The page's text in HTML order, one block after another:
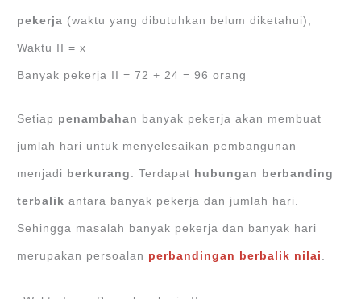
pekerja (waktu yang dibutuhkan belum diketahui),
Waktu II = x
Banyak pekerja II = 72 + 24 = 96 orang
Setiap penambahan banyak pekerja akan membuat
jumlah hari untuk menyelesaikan pembangunan
menjadi berkurang . Terdapat hubungan berbanding
terbalik antara banyak pekerja dan jumlah hari.
Sehingga masalah banyak pekerja dan banyak hari
merupakan persoalan perbandingan berbalik nilai .